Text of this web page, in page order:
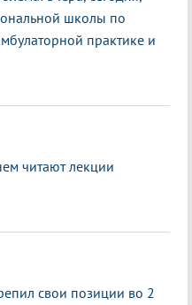
школы по
практике и
читают лекции
свои позиции во 2